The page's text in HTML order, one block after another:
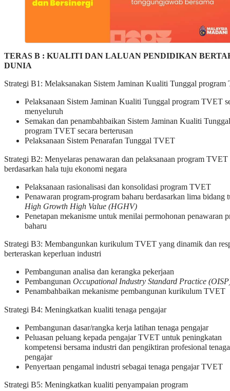
TERAS B : KUALITI DAN LALUAN PENDIDIKAN
DUNIA
Strategi B1: Melaksanakan Sistem Jaminan Kualiti Tunggal
Pelaksanaan Sistem Jaminan Kualiti Tunggal program TVET
menyeluruh
Semakan dan penambahbaikan Sistem Jaminan Kualiti Tunggal
program TVET secara berterusan
Pelaksanaan Sistem Penarafan Tunggal TVET
Strategi B2: Menyelaras penawaran dan pelaksanaan program TVET
berdasarkan hala tuju ekonomi negara
Pelaksanaan rasionalisasi dan konsolidasi program TVET
Penawaran program-program baharu berdasarkan lima bidang
High Growth High Value (HGHV)
Penetapan mekanisme untuk menilai permohonan penawaran
baharu
Strategi B3: Membangunkan kurikulum TVET yang dinamik dan
berteraskan keperluan industri
Pembangunan analisa dan kerangka pekerjaan
Pembangunan Occupational Industry Standard Practice
Penambahbaikan mekanisme pembangunan kurikulum TVET
Strategi B4: Meningkatkan kualiti tenaga pengajar
Pembangunan dasar/rangka kerja latihan tenaga pengajar
Peluasan peluang kepada pengajar TVET untuk peningkatan
kompetensi bersama industri dan pengiktiran profesional tenaga
pengajar
Penyertaan pengamal industri sebagai tenaga pengajar TVET
Strategi B5: Meningkatkan kualiti penyampaian program